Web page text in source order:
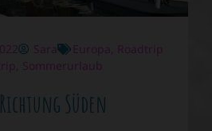
Sara Europa, Roadtrip
, Sommerurlaub
Süden